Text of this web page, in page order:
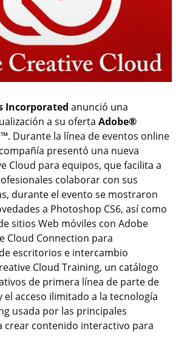
Incorporated anunció una
a su oferta Adobe®
™. Durante la línea de eventos online
presentó una nueva
Cloud para equipos, que facilita a
colaborar con sus
durante el evento se mostraron
a Photoshop CS6, así como
sitios Web móviles con Adobe
Cloud Connection para
escritorios e intercambio
Cloud Training, un catálogo
de primera línea de parte de
el acceso ilimitado a la tecnología
usada por las principales
crear contenido interactivo para